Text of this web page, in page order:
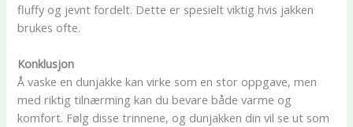
fluffy og jevnt fordelt. Dette er spesielt viktig hvis jakken
brukes ofte.
Konklusjon
Å vaske en dunjakke kan virke som en stor oppgave, men
med riktig tilnærming kan du bevare både varme og
komfort. Følg disse trinnene, og dunjakken din vil se ut som